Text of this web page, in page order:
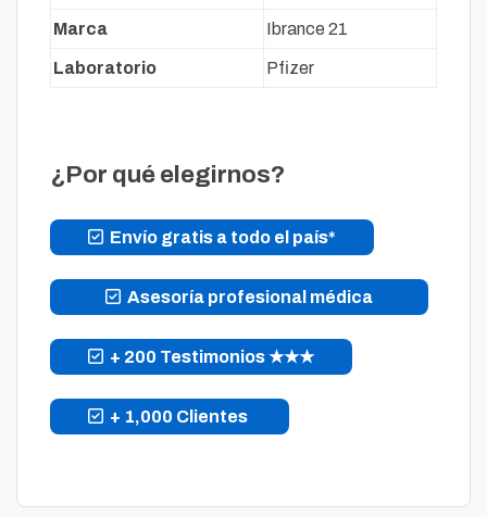
Marca Ibrance 21
Laboratorio Pfizer
¿Por qué elegirnos?
Envío gratis a todo el país*
Asesoría profesional médica
+ 200 Testimonios ★★★
+ 1,000 Clientes